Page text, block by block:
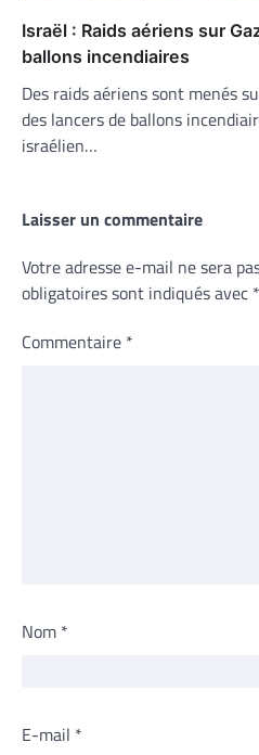
Israël : Raids aériens sur
ballons incendiaires
Des raids aériens sont menés
des lancers de ballons
israélien…
Laisser un commentaire
Votre adresse e-mail ne sera
obligatoires sont indiqués avec *
Commentaire *
Nom *
E-mail *